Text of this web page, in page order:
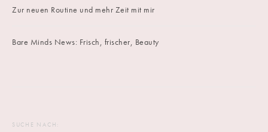
Zur neuen Routine und mehr Zeit mit mir
Bare Minds News: Frisch, frischer, Beauty
SUCHE NACH: